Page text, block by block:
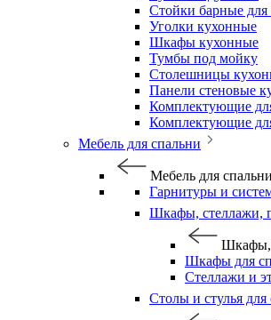
Стойки барные для
Уголки кухонные
Шкафы кухонные
Тумбы под мойку
Столешницы
Панели стеновые
Комплектующие
Комплектующие
Мебель для спальни
Мебель для спальни
Гарнитуры и
Шкафы, стеллажи,
Шкафы,
Шкафы для
Стеллажи и
Столы и стулья для